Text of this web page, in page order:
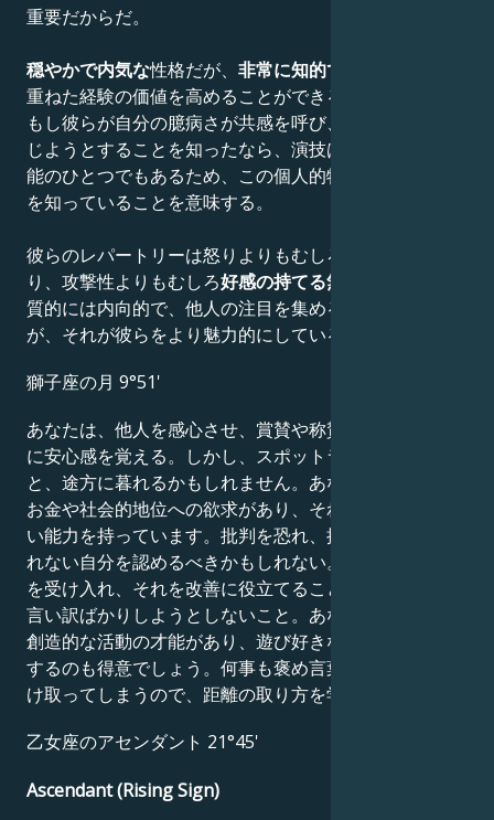
重要だからだ。
穏やかで内気な性格だが、 非常に知的で賢いので
重ねた経験の価値を高めることができる。このことは、
もし彼らが自分の臆病さが共感を呼び、自分の望みに応
じようとすることを知ったなら、演技は彼らの芸術的才
能のひとつでもあるため、この個人的特性を真似る方法
を知っていることを意味する。
彼らのレパートリーは怒りよりもむしろ嘆きや後悔であ
り、攻撃性よりもむしろ好感の持てる無力さを
質的には内向的で、他人の注目を集めることを好まない
が、それが彼らをより魅力的にしている。
獅子座の月 9°51'
あなたは、他人を感心させ、賞賛や称賛を得られる瞬間
に安心感を覚える。しかし、スポットライトを浴びる
と、途方に暮れるかもしれません。あなたはおそらく、
お金や社会的地位への欲求があり、それを手に入れる強
い能力を持っています。批判を恐れ、批判を受け入れら
れない自分を認めるべきかもしれない。フィードバック
を受け入れ、それを改善に役立てることがとても大切。
言い訳ばかりしようとしないこと。あなたにはドラマや
創造的な活動の才能があり、遊び好きなので、子供と接
するのも得意でしょう。何事も褒め言葉か侮辱として受
け取ってしまうので、距離の取り方を学びましょう。
乙女座のアセンダント 21°45'
Ascendant (Rising Sign)